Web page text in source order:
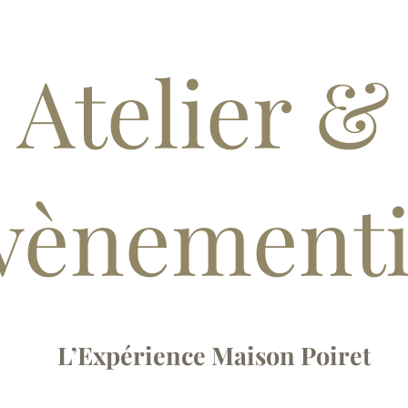
Atelier &
L’Expérience Maison Poiret